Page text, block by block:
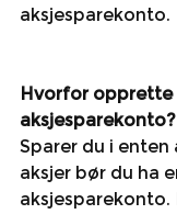
aksjesparekonto.
Hvorfor opprette
aksjesparekonto?
Sparer du i enten
aksjer bør du ha